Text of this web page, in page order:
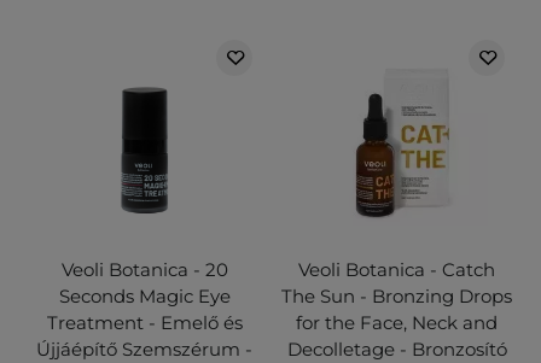
Veoli Botanica - 20
Seconds Magic Eye
Treatment - Emelő és
Újjáépítő Szemszérum -
Veoli Botanica - Catch
The Sun - Bronzing Drops
for the Face, Neck and
Decolletage - Bronzosító